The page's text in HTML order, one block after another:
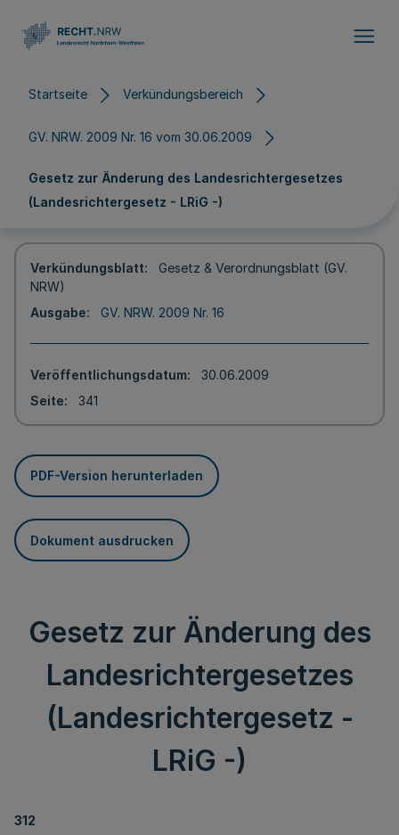
Startseite Verkündungsbereich
GV. NRW. 2009 Nr. 16 vom 30.06.2009
Gesetz zur Änderung des Landesrichtergesetzes
(Landesrichtergesetz - LRiG -)
Verkündungsblatt
Gesetz & Verordnungsblatt (GV.
NRW)
Ausgabe
GV. NRW. 2009 Nr. 16
Veröffentlichungsdatum
30.06.2009
Seite
341
PDF-Version herunterladen
Dokument ausdrucken
Gesetz zur Änderung des
Landesrichtergesetzes
(Landesrichtergesetz -
LRiG -)
312